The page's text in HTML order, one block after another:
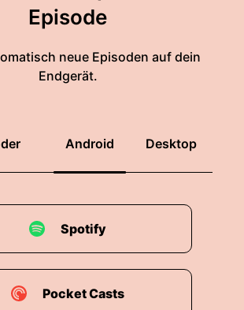
Episode
neue Episoden auf dein
Endgerät.
Android Desktop
Spotify
Pocket Casts